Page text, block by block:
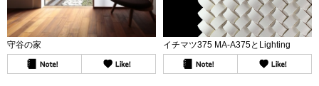
守谷の家 イチマツ375 MA-A375とLighting